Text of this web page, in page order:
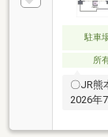
駐車
所
〇JR熊
2026年
ット飼